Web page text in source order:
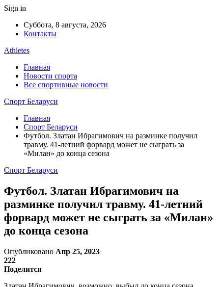
Sign in
Суббота, 8 августа, 2026
Контакты
Athletes
Главная
Новости спорта
Все спортивные новости
Спорт Беларуси
Главная
Спорт Беларуси
Футбол. Златан Ибрагимович на разминке получил
травму. 41-летний форвард может не сыграть за
«Милан» до конца сезона
Спорт Беларуси
Футбол. Златан Ибрагимович на
разминке получил травму. 41-летний
форвард может не сыграть за «Милан»
до конца сезона
Опубликовано Апр 25, 2023
222
Поделится